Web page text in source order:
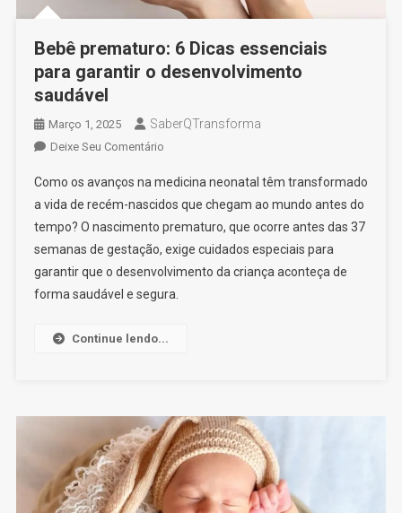
Bebê prematuro: 6 Dicas essenciais
para garantir o desenvolvimento
saudável
Março 1, 2025 SaberQTransforma
Deixe Seu ComentárioOn
Prematuro:
6
Dicas
Essenciais
Para
Garantir
Como os avanços na medicina neonatal têm transformado
a vida de recém-nascidos que chegam ao mundo antes do
tempo? O nascimento prematuro, que ocorre antes das 37
semanas de gestação, exige cuidados especiais para
garantir que o desenvolvimento da criança aconteça de
forma saudável e segura.
Continue lendo...